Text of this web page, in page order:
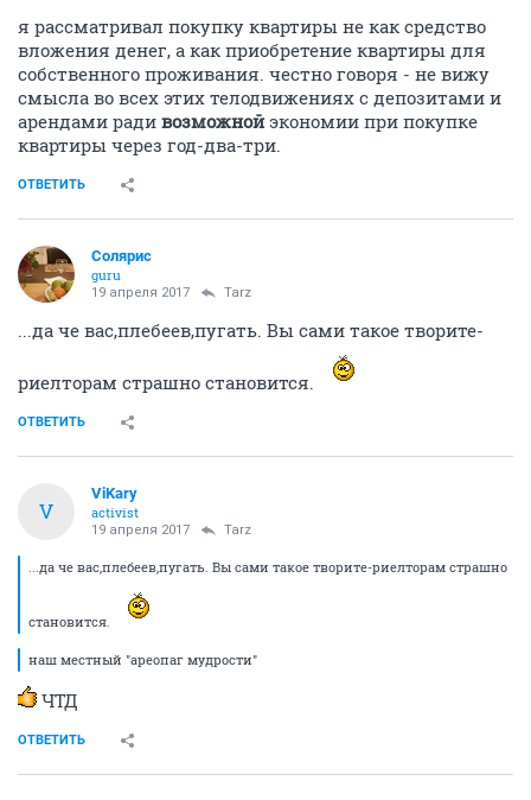
я рассматривал покупку квартиры не как средство
вложения денег, а как приобретение квартиры для
собственного проживания. честно говоря - не вижу
смысла во всех этих телодвижениях с депозитами и
арендами ради возможнойэкономии при покупке
квартиры через год-два-три.
ОТВЕТИТЬ
Солярис
guru
19 апреля 2017 Tarz
...да че вас,плебеев,пугать. Вы сами такое творите-
риелторам страшно становится.
ОТВЕТИТЬ
V
ViKary
activist
19 апреля 2017 Tarz
...да че вас,плебеев,пугать. Вы сами такое творите-риелторам страшно
становится.
наш местный "ареопаг мудрости"
ЧТД
ОТВЕТИТЬ